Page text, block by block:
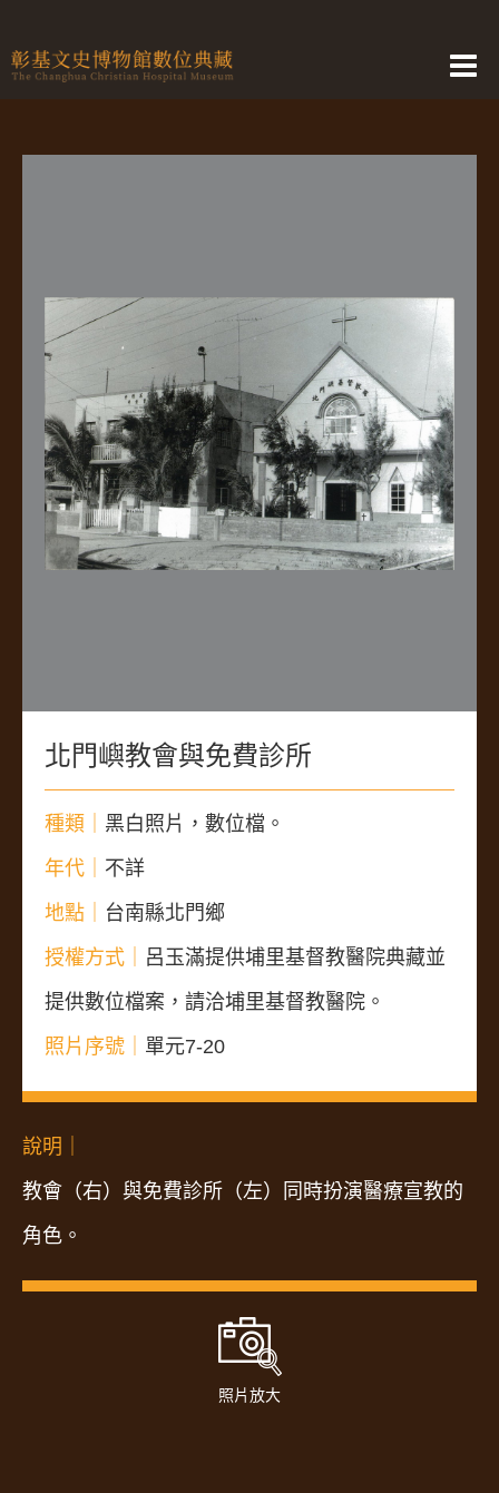
北門嶼教會與免費診所
種類｜ 黑白照片，數位檔。
年代｜ 不詳
地點｜ 台南縣北門鄉
授權方式｜ 呂玉滿提供埔里基督教醫院典藏並
提供數位檔案，請洽埔里基督教醫院。
照片序號｜ 單元7-20
說明｜
教會（右）與免費診所（左）同時扮演醫療宣教的
角色。
照片放大